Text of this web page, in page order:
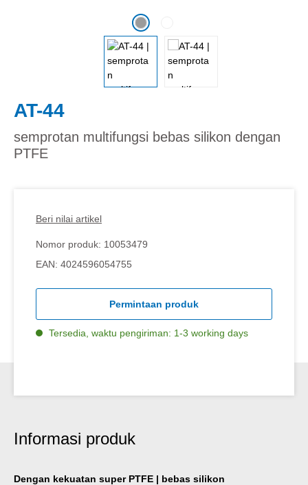
AT-44
semprotan multifungsi bebas silikon dengan
PTFE
Beri nilai artikel
Nomor produk: 10053479
EAN: 4024596054755
Permintaan produk
Tersedia, waktu pengiriman: 1-3 working days
Informasi produk
Dengan kekuatan super PTFE | bebas silikon